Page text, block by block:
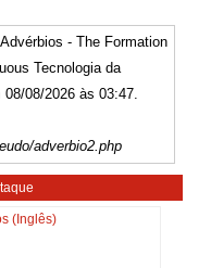
- The Formation
Tecnologia da
08/08/2026 às 03:47.
adverbio2.php
(Inglês)